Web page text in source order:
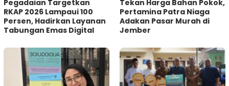
Pegadaian Targetkan
RKAP 2026 Lampaui 100
Persen, Hadirkan Layanan
Tabungan Emas Digital
Tekan Harga Bahan Pokok,
Pertamina Patra Niaga
Adakan Pasar Murah di
Jember